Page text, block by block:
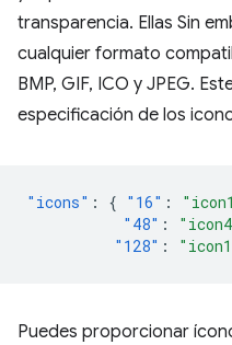
transparencia. Ellas Sin
cualquier formato
BMP, GIF, ICO y JPEG.
especificación de los
"icons" : { "16" :
"48" :
"128" :
Puedes proporcionar